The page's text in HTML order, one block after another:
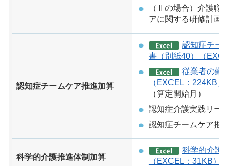
（Ⅱの場合）介護職
アに関する研修計画
認知症チームケア推進加算
認知症チー
書（別紙40）（
従業者の勤
（EXCEL：224KB）
（算定開始月）
認知症介護実践リー
認知症チームケア推
科学的介護推進体制加算
科学的介護
（EXCEL：31KB）